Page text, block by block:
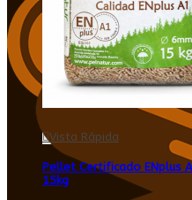
Vista Rápida
Pellet Certificado ENplus
15kg